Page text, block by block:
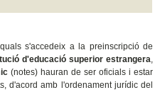
s'accedeix a la preinscripció de
d'educació superior estrangera,
(notes) hauran de ser oficials i estar
d'acord amb l'ordenament jurídic del